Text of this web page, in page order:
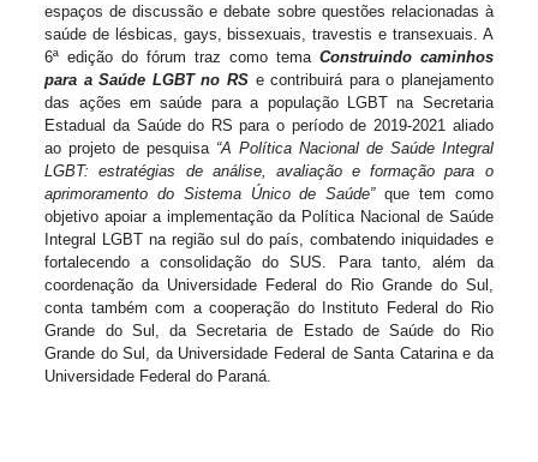
espaços de discussão e debate sobre questões relacionadas à
saúde de lésbicas, gays, bissexuais, travestis e transexuais. A
6ª edição do fórum traz como tema Construindo caminhos
para a Saúde LGBT no RS e contribuirá para o planejamento
das ações em saúde para a população LGBT na Secretaria
Estadual da Saúde do RS para o período de 2019-2021 aliado
ao projeto de pesquisa “A Política Nacional de Saúde Integral
LGBT: estratégias de análise, avaliação e formação para o
aprimoramento do Sistema Único de Saúde” que tem como
objetivo apoiar a implementação da Política Nacional de Saúde
Integral LGBT na região sul do país, combatendo iniquidades e
fortalecendo a consolidação do SUS. Para tanto, além da
coordenação da Universidade Federal do Rio Grande do Sul,
conta também com a cooperação do Instituto Federal do Rio
Grande do Sul, da Secretaria de Estado de Saúde do Rio
Grande do Sul, da Universidade Federal de Santa Catarina e da
Universidade Federal do Paraná.